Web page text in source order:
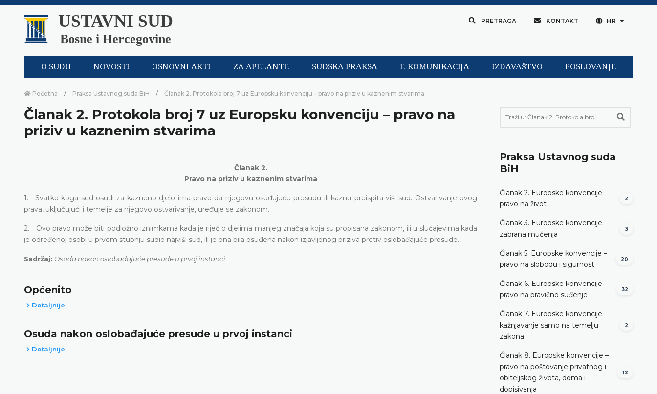
USTAVNI SUD
Bosne i Hercegovine
PRETRAGA KONTAKT HR
O SUDU NOVOSTI OSNOVNI AKTI ZA APELANTE SUDSKA PRAKSA E-KOMUNIKACIJA IZDAVAŠTVO POSLOVANJE
Početna Praksa Ustavnog suda BiH Članak 2. Protokola broj 7 uz Europsku konvenciju – pravo na priziv u kaznenim stvarima
Članak 2. Protokola broj 7 uz Europsku konvenciju – pravo na
priziv u kaznenim stvarima
Članak 2.
Pravo na priziv u kaznenim stvarima
1. Svatko koga sud osudi za kazneno djelo ima pravo da njegovu osuđujuću presudu ili kaznu preispita viši sud. Ostvarivanje ovog
prava, uključujući i temelje za njegovo ostvarivanje, uređuje se zakonom.
2. Ovo pravo može biti podložno iznimkama kada je riječ o djelima manjeg značaja koja su propisana zakonom, ili u slučajevima kada
je određenoj osobi u prvom stupnju sudio najviši sud, ili je ona bila osuđena nakon izjavljenog priziva protiv oslobađajuće presude.
Sadržaj: Osuda nakon oslobađajuće presude u prvoj instanci
Općenito
Detaljnije
Osuda nakon oslobađajuće presude u prvoj instanci
Detaljnije
Praksa Ustavnog suda
BiH
Članak 2. Europske konvencije –
pravo na život
2
Članak 3. Europske konvencije –
zabrana mučenja
3
Članak 5. Europske konvencije –
pravo na slobodu i sigurnost
20
Članak 6. Europske konvencije –
pravo na pravično suđenje
32
Članak 7. Europske konvencije –
kažnjavanje samo na temelju
zakona
2
Članak 8. Europske konvencije –
pravo na poštovanje privatnog i
obiteljskog života, doma i
dopisivanja
12